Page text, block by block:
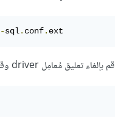
-sql. conf. ext
قم بإلغاء تعليق مُعامِل driver وقم بتعيين mysql فيه: